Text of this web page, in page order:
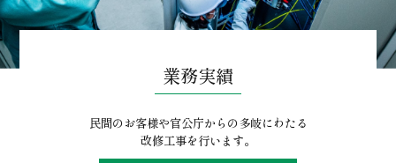
業務実績
民間のお客様や官公庁からの多岐にわたる
改修工事を行います。